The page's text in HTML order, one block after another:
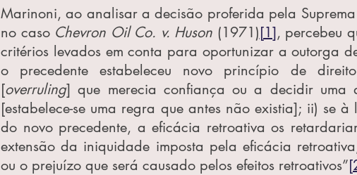
Marinoni, ao analisar a decisão proferida pela Suprema
no caso Chevron Oil Co. v. Huson (1971)[1], percebeu
critérios levados em conta para oportunizar a outorga
o precedente estabeleceu novo princípio de
[overruling] que merecia confiança ou a decidir uma
[estabelece-se uma regra que antes não existia]; ii) se à
do novo precedente, a eficácia retroativa os
extensão da iniquidade imposta pela eficácia
ou o prejuízo que será causado pelos efeitos retroativos”